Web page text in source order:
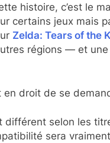
histoire, c’est le
certains jeux mais
Zelda: Tears of the
régions — et
en droit de se
différent selon les
sera